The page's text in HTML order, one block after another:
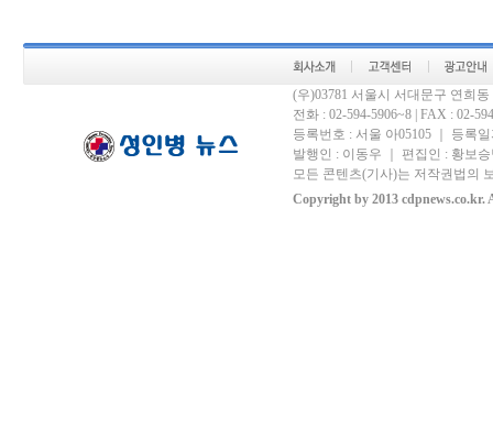
(우)03781 서울시 서대문구 연희
전화 : 02-594-5906~8 | FAX : 02-
등록번호 : 서울 아05105 ｜ 등록
발행인 : 이동우 ｜ 편집인 : 황보
모든 콘텐츠(기사)는 저작권법의
Copyright by 2013 cdpnews.co.kr.